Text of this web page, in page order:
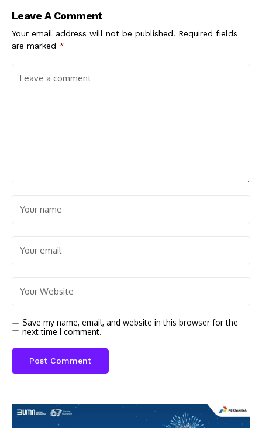
Leave A Comment
Your email address will not be published. Required fields
are marked *
Save my name, email, and website in this browser for the
next time I comment.